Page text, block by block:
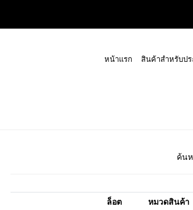
หน้าแรก สินค้าสำหรับป
ค้น
ล็อต หมวดสินค้า